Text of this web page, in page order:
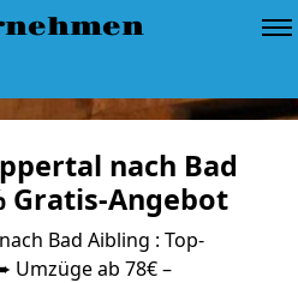
nach Bad
Gratis-Angebot
Bad Aibling : Top-
Umzüge ab 78€ –